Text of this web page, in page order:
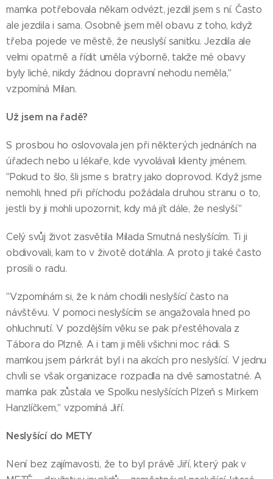
mamka potřebovala někam odvézt, jezdil jsem s ní. Často
ale jezdila i sama. Osobně jsem měl obavu z toho, když
třeba pojede ve městě, že neuslyší sanitku. Jezdila ale
velmi opatrně a řídit uměla výborně, takže mé obavy
byly liché, nikdy žádnou dopravní nehodu neměla,"
vzpomíná Milan.
Už jsem na řadě?
S prosbou ho oslovovala jen při některých jednáních na
úřadech nebo u lékaře, kde vyvolávali klienty jménem.
"Pokud to šlo, šli jsme s bratry jako doprovod. Když jsme
nemohli, hned při příchodu požádala druhou stranu o to,
jestli by ji mohli upozornit, kdy má jít dále, že neslyší."
Celý svůj život zasvětila Milada Smutná neslyšícím. Ti ji
obdivovali, kam to v životě dotáhla. A proto ji také často
prosili o radu.
"Vzpomínám si, že k nám chodili neslyšící často na
návštěvu. V pomoci neslyšícím se angažovala hned po
ohluchnutí. V pozdějším věku se pak přestěhovala z
Tábora do Plzně. A i tam ji měli všichni moc rádi. S
mamkou jsem párkrát byl i na akcích pro neslyšící. V jednu
chvíli se však organizace rozpadla na dvě samostatné. A
mamka pak zůstala ve Spolku neslyšících Plzeň s Mirkem
Hanzlíčkem," vzpomíná Jiří.
Neslyšící do METY
Není bez zajímavosti, že to byl právě Jiří, který pak v